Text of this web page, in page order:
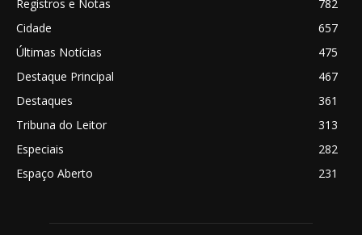
Registros e Notas
782
Cidade
657
Últimas Notícias
475
Destaque Principal
467
Destaques
361
Tribuna do Leitor
313
Especiais
282
Espaço Aberto
231